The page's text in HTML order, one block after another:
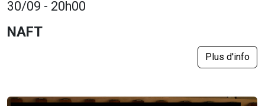
30/09 - 20h00
NAFT
Plus d'info